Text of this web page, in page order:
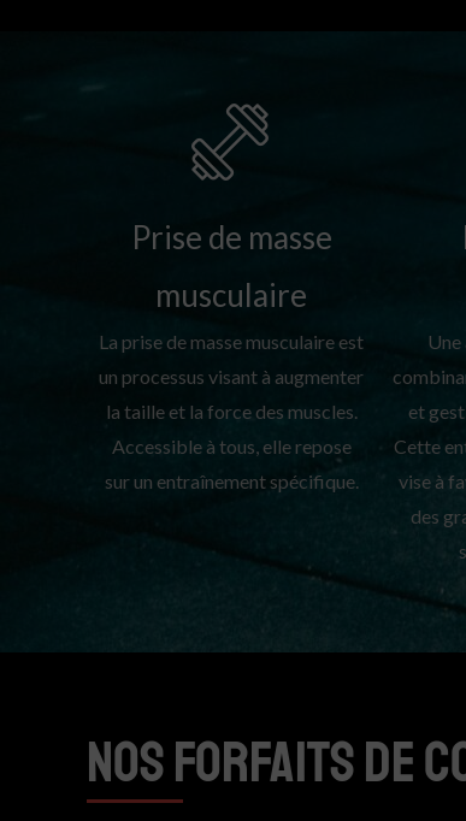
Prise de masse
musculaire
La prise de masse musculaire est
un processus visant à augmenter
la taille et la force des muscles.
Accessible à tous, elle repose
sur un entraînement spécifique.
et
Cette
vise à
des
NOS FORFAITS